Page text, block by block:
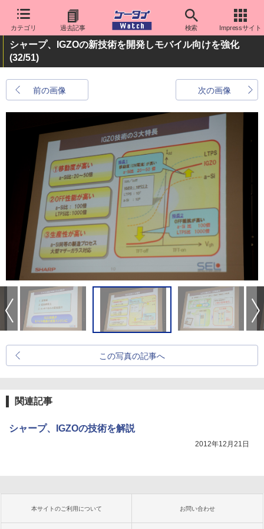
カテゴリ 過去記事 検索 Impressサイト
シャープ、IGZOの新技術を開発しモバイル向けを強化
(32/51)
前の画像 次の画像
この写真の記事へ
関連記事
シャープ、IGZOの技術を解説
2012年12月21日
本サイトのご利用について お問い合わせ